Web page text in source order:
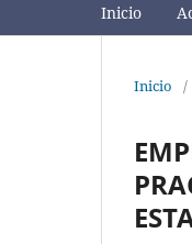
Inicio
Inicio /